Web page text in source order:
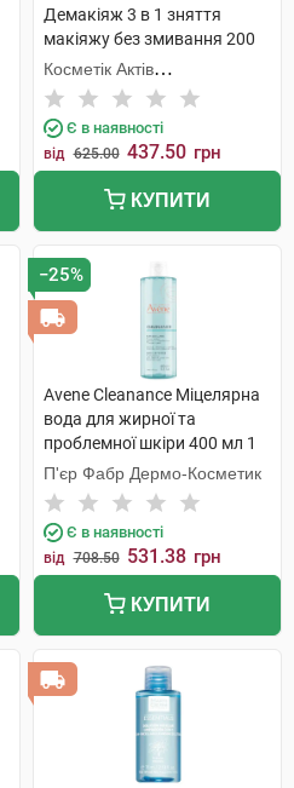
Демакіяж 3 в 1 зняття
макіяжу без змивання 200
мл 1 туба
Косметік Актів
Інтернаціональ
Є в наявності
від 625.00 437.50 грн
КУПИТИ
−25%
Avene Cleanance Міцелярна
вода для жирної та
проблемної шкіри 400 мл 1
флакон
П'єр Фабр Дермо-Косметик
Є в наявності
від 708.50 531.38 грн
КУПИТИ